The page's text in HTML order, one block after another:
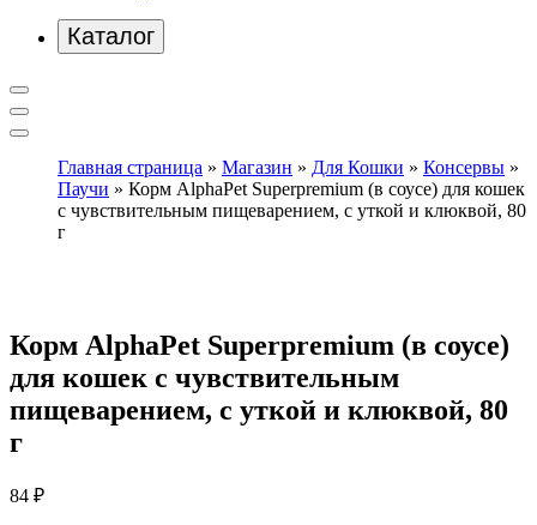
Каталог
Главная страница » Магазин » Для Кошки » Консервы »
Паучи » Корм AlphaPet Superpremium (в соусе) для кошек
с чувствительным пищеварением, с уткой и клюквой, 80
г
Корм AlphaPet Superpremium (в соусе)
для кошек с чувствительным
пищеварением, с уткой и клюквой, 80
г
84 ₽